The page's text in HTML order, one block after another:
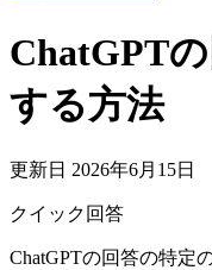
ChatGPT
する方法
更新日 2026年6月15日
クイック回答
ChatGPTの回答の特定